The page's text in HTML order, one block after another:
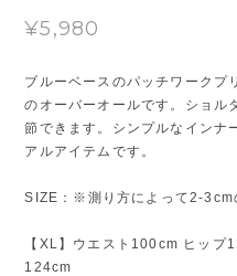
¥5,980
ブルーベースのパッチワークプ
のオーバーオールです。ショル
節できます。シンプルなインナ
アルアイテムです。
SIZE：※測り方によって2-3cm
【XL】ウエスト100cm ヒッ
124cm